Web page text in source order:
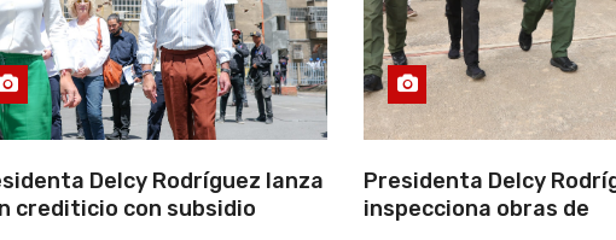
Delcy Rodríguez lanza
crediticio con subsidio
Presidenta Delcy
inspecciona obras de